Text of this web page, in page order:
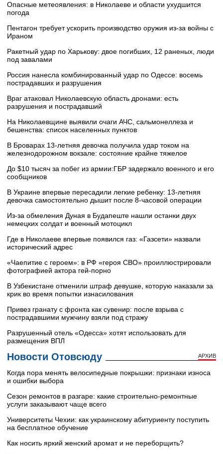
Опасные метеоявления: в Николаеве и области ухудшится
погода
Пентагон требует ускорить производство оружия из-за войны с
Ираном
Ракетный удар по Харькову: двое погибших, 12 раненых, люди
под завалами
Россия нанесла комбинированный удар по Одессе: восемь
пострадавших и разрушения
Враг атаковал Николаевскую область дронами: есть
разрушения и пострадавший
На Николаевщине выявили очаги АЧС, сальмонеллеза и
бешенства: список населенных пунктов
В Броварах 13-летняя девочка получила удар током на
железнодорожном вокзале: состояние крайне тяжелое
До $10 тысяч за побег из армии:ГБР задержало военного и его
сообщников
В Украине впервые пересадили легкие ребенку: 13-летняя
девочка самостоятельно дышит после 8-часовой операции
Из-за обмеления Дуная в Будапеште нашли останки двух
немецких солдат и военный мотоцикл
Где в Николаеве впервые появился газ: «Газсети» назвали
исторический адрес
«Чаепитие с героем»: в РФ «героя СВО» проиллюстрировали
фотографией актора гей-порно
В Узбекистане отменили штраф девушке, которую наказали за
крик во время попытки изнасилования
Привез гранату с фронта как сувенир: после взрыва с
пострадавшими мужчину взяли под стражу
Разрушенный отель «Одесса» хотят использовать для
размещения ВПЛ
Новости Отовсюду АРХИВ
Когда пора менять велосипедные покрышки: признаки износа
и ошибки выбора
Сезон ремонтов в разгаре: какие строительно-ремонтные
услуги заказывают чаще всего
Университеты Чехии: как украинскому абитуриенту поступить
на бесплатное обучение
Как носить яркий женский аромат и не переборщить?